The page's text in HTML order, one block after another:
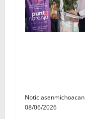
Noticiasenmichoacan
08/06/2026